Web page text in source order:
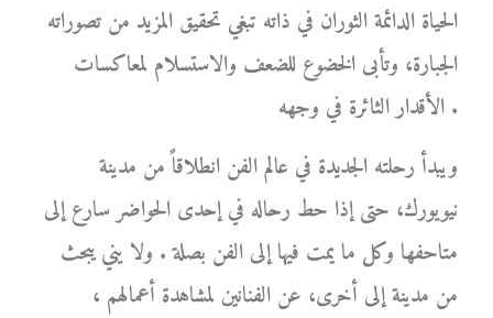
الحياة الدائمة الثوران في ذاته تبغي تحقيق المزيد من تصوراته
الجبارة، وتأبى الخضوع للضعف والاستسلام لمعاكسات
الأقدار الثائرة في وجهه .
ويبدأ رحلته الجديدة في عالم الفن انطلاقاً من مدينة
نيويورك، حتى إذا حط رحاله في إحدى الحواضر سارع إلى
متاحفها وكل ما يمت فيها إلى الفن بصلة . ولا يني يبحث
من مدينة إلى أخرى، عن الفنانين لمشاهدة أعمالهم ،